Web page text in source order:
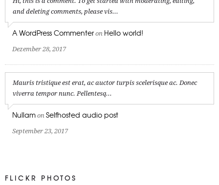
and deleting comments, please vis...
A WordPress Commenter on Hello world!
Dezember 28, 2017
Mauris tristique est erat, ac auctor turpis scelerisque ac. Donec
viverra tempor nunc. Pellentesq...
Nullam on Selfhosted audio post
September 23, 2017
FLICKR PHOTOS